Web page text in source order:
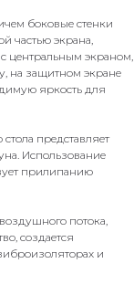
боковые стенки
частью экрана,
центральным экраном,
на защитном экране
яркость для
представляет
Использование
прилипанию
потока,
создается
и